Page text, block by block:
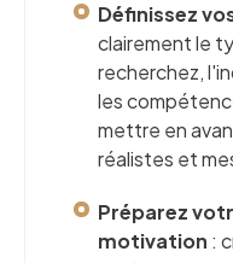
Définissez
clairement le
recherchez,
les
mettre en
réalistes et
Préparez
motivation :